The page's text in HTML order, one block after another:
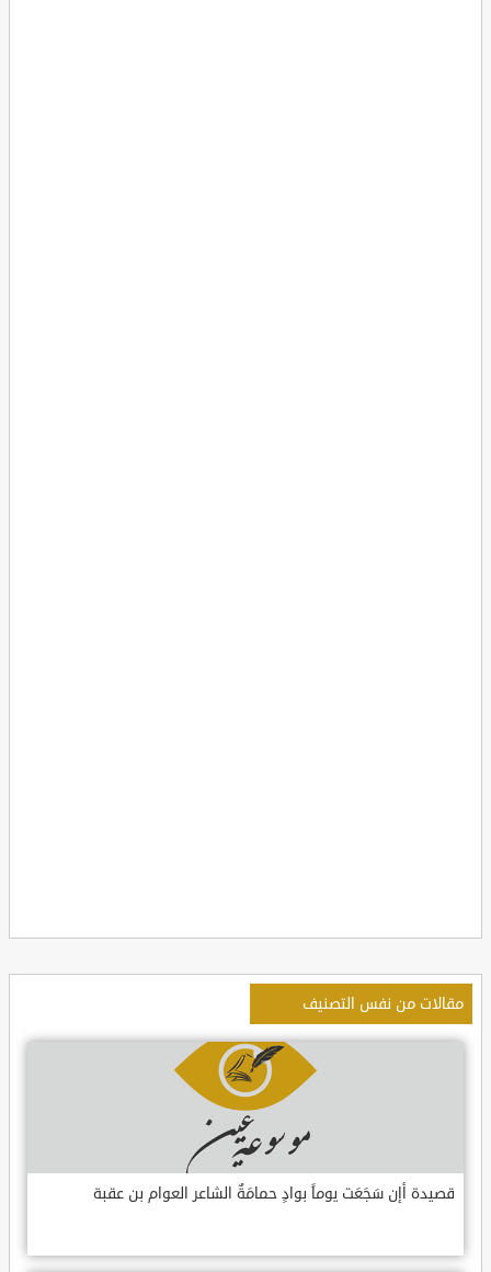
مقالات من نفس التصنيف
قصيدة أإن سَجَعَت يوماً بوادٍ حمامَةٌ الشاعر العوام بن عقبة